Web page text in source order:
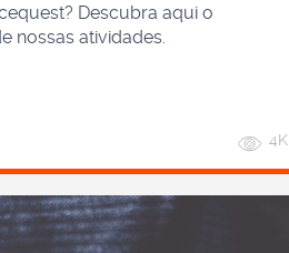
Descubra aqui o
nossas atividades.
4K